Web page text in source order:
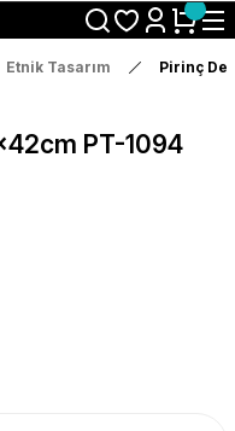
%10 İndirimi Kaçırma
Etnik Tasarım Pirinç
PT-1094